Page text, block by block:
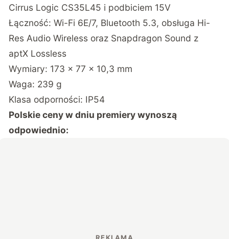
Cirrus Logic CS35L45 i podbiciem 15V
Łączność: Wi-Fi 6E/7, Bluetooth 5.3, obsługa Hi-
Res Audio Wireless oraz Snapdragon Sound z
aptX Lossless
Wymiary: 173 x 77 x 10,3 mm
Waga: 239 g
Klasa odporności: IP54
Polskie ceny w dniu premiery wynoszą
odpowiednio: